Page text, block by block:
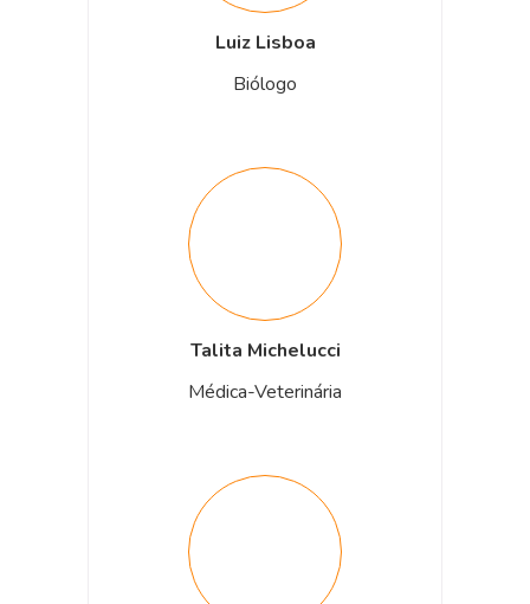
Luiz Lisboa
Biólogo
Talita Michelucci
Médica-Veterinária